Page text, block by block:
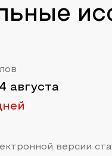
августа
версии